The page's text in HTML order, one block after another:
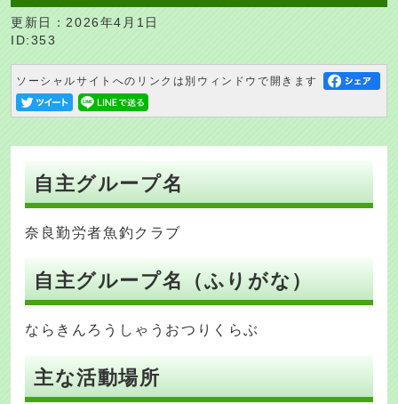
更新日：2026年4月1日
ID:353
ソーシャルサイトへのリンクは別ウィンドウで開きます
自主グループ名
奈良勤労者魚釣クラブ
自主グループ名（ふりがな）
ならきんろうしゃうおつりくらぶ
主な活動場所